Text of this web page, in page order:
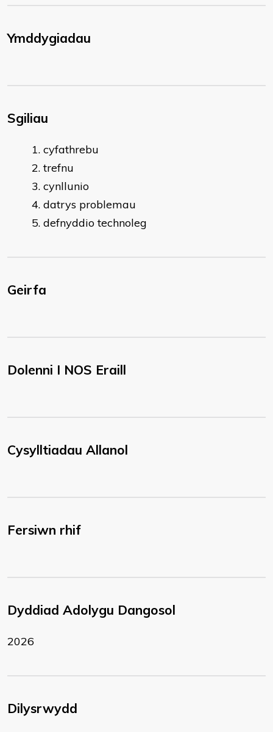
Ymddygiadau
Sgiliau
cyfathrebu
trefnu
cynllunio
datrys problemau
defnyddio technoleg
Geirfa
Dolenni I NOS Eraill
Cysylltiadau Allanol
Fersiwn rhif
Dyddiad Adolygu Dangosol
2026
Dilysrwydd